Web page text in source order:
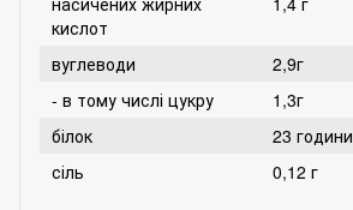
кислот
вуглеводи 2,9г
- в тому числі цукру
1,3г
білок
23 години
сіль
0,12 г